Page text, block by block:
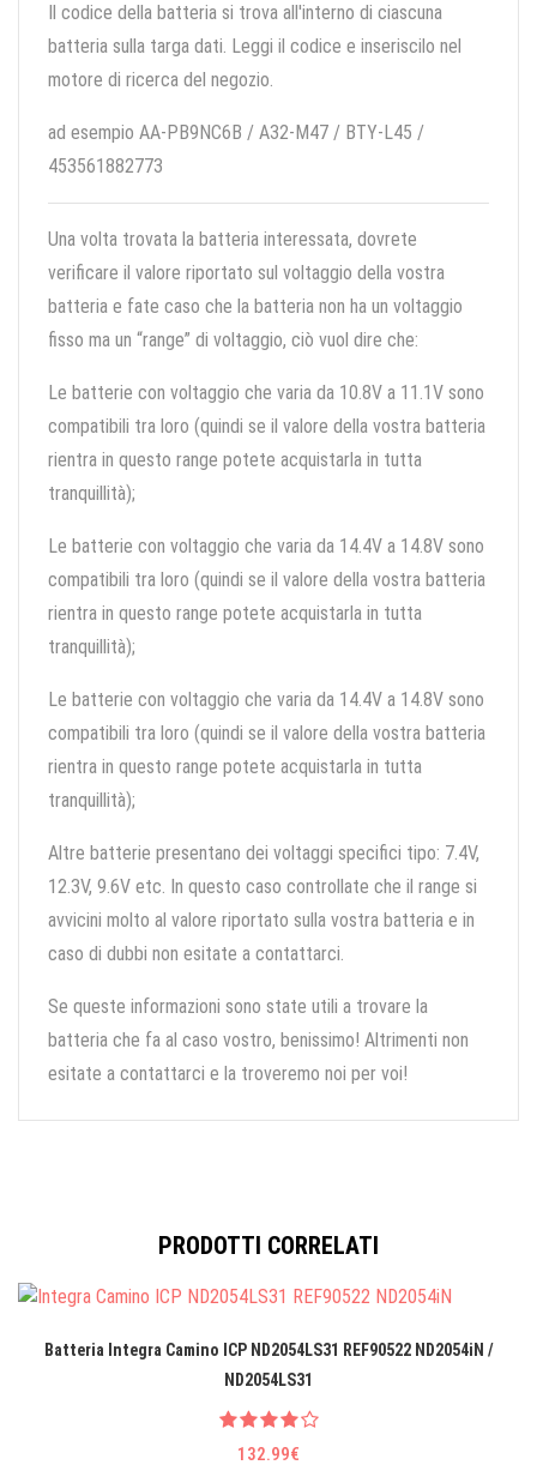
Il codice della batteria si trova all'interno di ciascuna
batteria sulla targa dati. Leggi il codice e inseriscilo nel
motore di ricerca del negozio.
ad esempio AA-PB9NC6B / A32-M47 / BTY-L45 /
453561882773
Una volta trovata la batteria interessata, dovrete
verificare il valore riportato sul voltaggio della vostra
batteria e fate caso che la batteria non ha un voltaggio
fisso ma un “range” di voltaggio, ciò vuol dire che:
Le batterie con voltaggio che varia da 10.8V a 11.1V sono
compatibili tra loro (quindi se il valore della vostra batteria
rientra in questo range potete acquistarla in tutta
tranquillità);
Le batterie con voltaggio che varia da 14.4V a 14.8V sono
compatibili tra loro (quindi se il valore della vostra batteria
rientra in questo range potete acquistarla in tutta
tranquillità);
Le batterie con voltaggio che varia da 14.4V a 14.8V sono
compatibili tra loro (quindi se il valore della vostra batteria
rientra in questo range potete acquistarla in tutta
tranquillità);
Altre batterie presentano dei voltaggi specifici tipo: 7.4V,
12.3V, 9.6V etc. In questo caso controllate che il range si
avvicini molto al valore riportato sulla vostra batteria e in
caso di dubbi non esitate a contattarci.
Se queste informazioni sono state utili a trovare la
batteria che fa al caso vostro, benissimo! Altrimenti non
esitate a contattarci e la troveremo noi per voi!
PRODOTTI CORRELATI
Batteria Integra Camino ICP ND2054LS31 REF90522 ND2054iN /
ND2054LS31
132.99€